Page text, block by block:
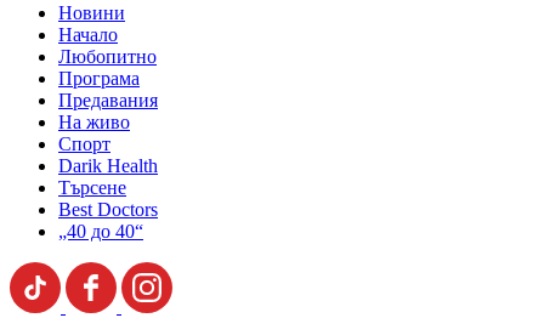
Новини
Начало
Любопитно
Програма
Предавания
На живо
Спорт
Darik Health
Търсене
Best Doctors
„40 до 40“